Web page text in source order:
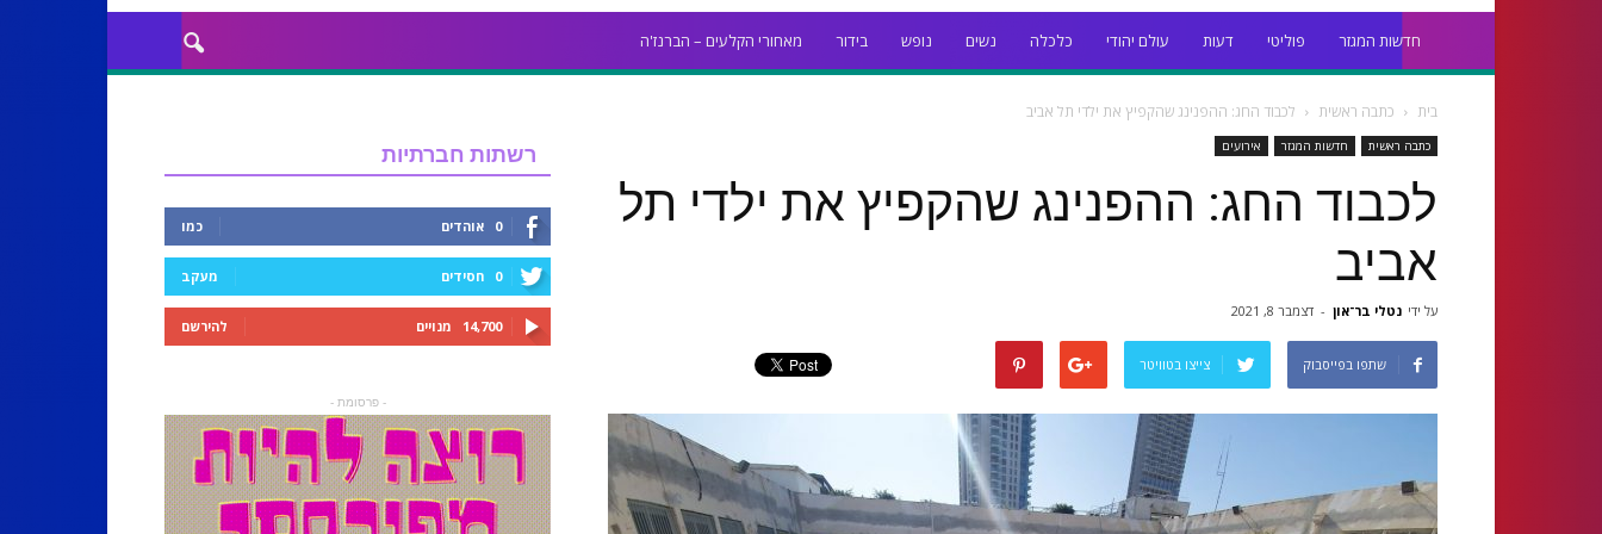
חדשות המגזר פוליטי דעות עולם יהודי כלכלה נשים נופש בידור מאחורי הקלעים – הברנז'ה
בית כתבה ראשית לכבוד החג: ההפנינג שהקפיץ את ילדי תל אביב
כתבה ראשית חדשות המגזר אירועים
לכבוד החג: ההפנינג שהקפיץ את ילדי תל
אביב
על ידי נטלי בר־און - דצמבר 8, 2021
שתפו בפייסבוק צייצו בטוויטר
רשתות חברתיות
0 אוהדים כמו
0 חסידים מעקב
14,700 מנויים להירשם
- פרסומת -